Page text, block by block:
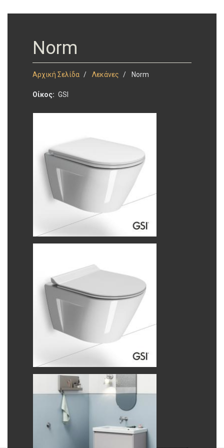
Norm
Αρχική Σελίδα Λεκάνες Norm
Οίκος GSI